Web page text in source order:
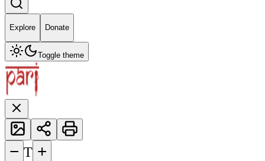
Explore Donate
Toggle theme
− T +